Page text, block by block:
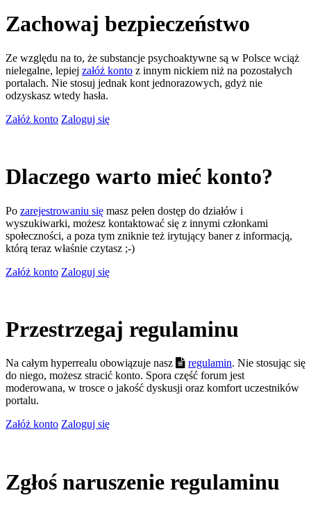
Zachowaj bezpieczeństwo
Ze względu na to, że substancje psychoaktywne są w Polsce wciąż
nielegalne, lepiej załóż konto z innym nickiem niż na pozostałych
portalach. Nie stosuj jednak kont jednorazowych, gdyż nie
odzyskasz wtedy hasła.
Załóż konto Zaloguj się
Dlaczego warto mieć konto?
Po zarejestrowaniu się masz pełen dostęp do działów i
wyszukiwarki, możesz kontaktować się z innymi członkami
społeczności, a poza tym zniknie też irytujący baner z informacją,
którą teraz właśnie czytasz ;-)
Załóż konto Zaloguj się
Przestrzegaj regulaminu
Na całym hyperrealu obowiązuje nasz regulamin. Nie stosując się
do niego, możesz stracić konto. Spora część forum jest
moderowana, w trosce o jakość dyskusji oraz komfort uczestników
portalu.
Załóż konto Zaloguj się
Zgłoś naruszenie regulaminu